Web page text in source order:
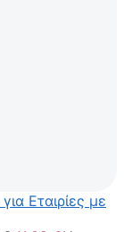
Εταιρίες με